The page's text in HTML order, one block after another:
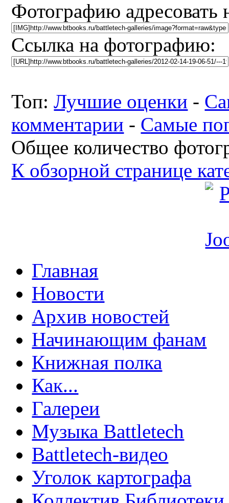
Фотографию
Ссылка на фотографию:
Топ:Лучшие оценки -
комментарии - Самые
Общее количество
К обзорной странице
Главная
Новости
Архив новостей
Начинающим фанам
Книжная полка
Как...
Галереи
Музыка Battletech
Battletech-видео
Уголок картографа